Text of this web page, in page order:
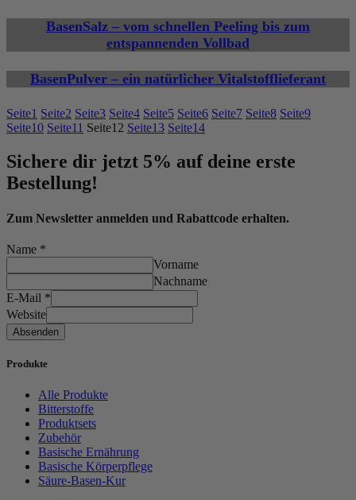
BasenSalz – vom schnellen Peeling bis zum
entspannenden Vollbad
BasenPulver – ein natürlicher Vitalstofflieferant
Seite1 Seite2 Seite3 Seite4 Seite5 Seite6 Seite7 Seite8 Seite9
Seite10 Seite11 Seite12 Seite13 Seite14
Sichere dir jetzt 5% auf deine erste
Bestellung!
Zum Newsletter anmelden und Rabattcode erhalten.
Name *
Vorname
Nachname
E-Mail *
Website
Absenden
Produkte
Alle Produkte
Bitterstoffe
Produktsets
Zubehör
Basische Ernährung
Basische Körperpflege
Säure-Basen-Kur